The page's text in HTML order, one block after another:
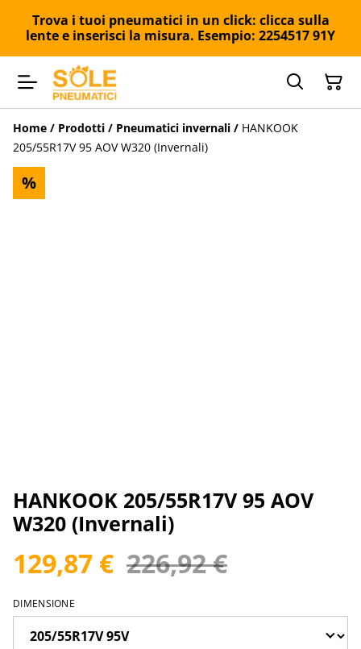
Trova i tuoi pneumatici in un click: clicca sulla
lente e inserisci la misura. Esempio: 2254517 91Y
Home / Prodotti / Pneumatici invernali / HANKOOK
205/55R17V 95 AOV W320 (Invernali)
%
HANKOOK 205/55R17V 95 AOV
W320 (Invernali)
129,87 € 226,92 €
DIMENSIONE